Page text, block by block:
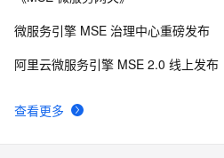
查看更多
微服务引擎 MSE 治理中心重磅发布
阿里云微服务引擎 MSE 2.0 线上发布